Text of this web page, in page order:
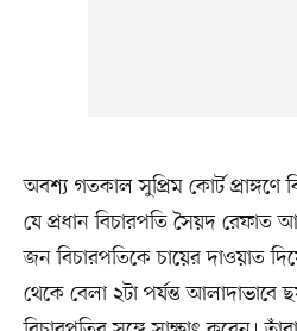
অবশ্য গতকাল সুপ্রিম কোর্ট
যে প্রধান বিচারপতি সৈয়দ রেফাত
জন বিচারপতিকে চায়ের দাওয়াত
থেকে বেলা ২টা পর্যন্ত আলাদাভাবে